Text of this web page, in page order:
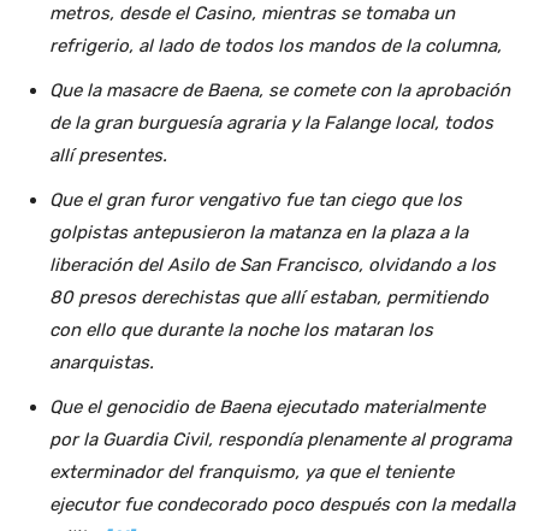
metros, desde el Casino, mientras se tomaba un
refrigerio, al lado de todos los mandos de la columna,
Que la masacre de Baena, se comete con la aprobación
de la gran burguesía agraria y la Falange local, todos
allí presentes.
Que el gran furor vengativo fue tan ciego que los
golpistas antepusieron la matanza en la plaza a la
liberación del Asilo de San Francisco, olvidando a los
80 presos derechistas que allí estaban, permitiendo
con ello que durante la noche los mataran los
anarquistas.
Que el genocidio de Baena ejecutado materialmente
por la Guardia Civil, respondía plenamente al programa
exterminador del franquismo, ya que el teniente
ejecutor fue condecorado poco después con la medalla